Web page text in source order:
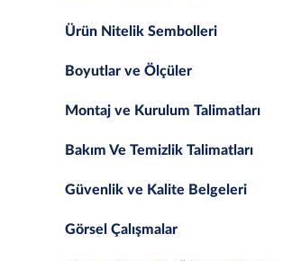
Ürün Nitelik Sembolleri
Boyutlar ve Ölçüler
Montaj ve Kurulum Talimatları
Bakım Ve Temizlik Talimatları
Güvenlik ve Kalite Belgeleri
Görsel Çalışmalar